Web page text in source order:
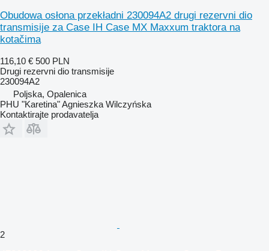
Obudowa osłona przekładni 230094A2 drugi rezervni dio
transmisije za Case IH Case MX Maxxum traktora na
kotačima
116,10 € 500 PLN
Drugi rezervni dio transmisije
230094A2
Poljska, Opalenica
PHU "Karetina" Agnieszka Wilczyńska
Kontaktirajte prodavatelja
2